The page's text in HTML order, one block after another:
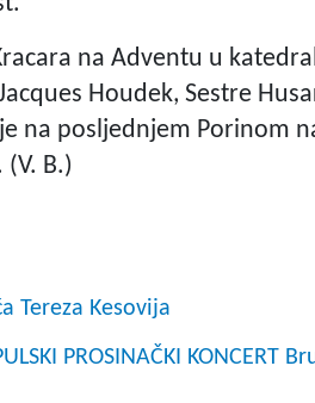
na Adventu u
Houdek, Sestre
na posljednjem Porinom
B.)
Tereza Kesovija
PROSINAČKI